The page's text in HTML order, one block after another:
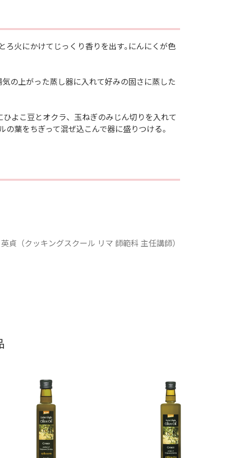
ろ火にかけてじっくり香りを出す｡にんにくが色
の上がった蒸し器に入れて好みの固さに蒸した
よこ豆とオクラ、玉ねぎのみじん切りを入れて
葉をちぎって混ぜ込こんで器に盛りつける。
貞（クッキングスクール リマ 師範科 主任講師）